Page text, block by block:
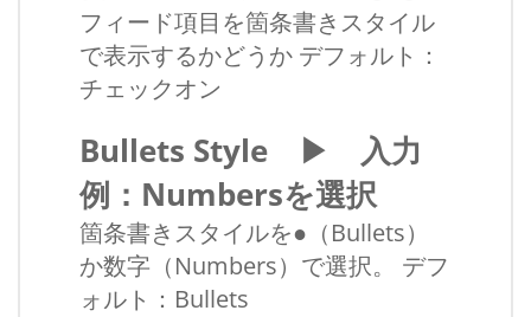
フィード項目を箇条書きスタイル
で表示するかどうか デフォルト：
チェックオン
Bullets Style ▶ 入力
例：Numbersを選択
箇条書きスタイルを●（Bullets）
か数字（Numbers）で選択。 デフ
ォルト：Bullets